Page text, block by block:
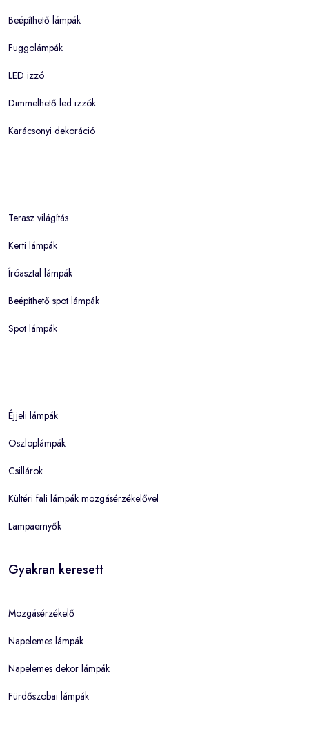
Beépíthető lámpák
Fuggolámpák
LED izzó
Dimmelhető led izzók
Karácsonyi dekoráció
Terasz világítás
Kerti lámpák
Íróasztal lámpák
Beépíthető spot lámpák
Spot lámpák
Éjjeli lámpák
Oszloplámpák
Csillárok
Kültéri fali lámpák mozgásérzékelővel
Lampaernyők
Gyakran keresett
Mozgásérzékelő
Napelemes lámpák
Napelemes dekor lámpák
Fürdőszobai lámpák